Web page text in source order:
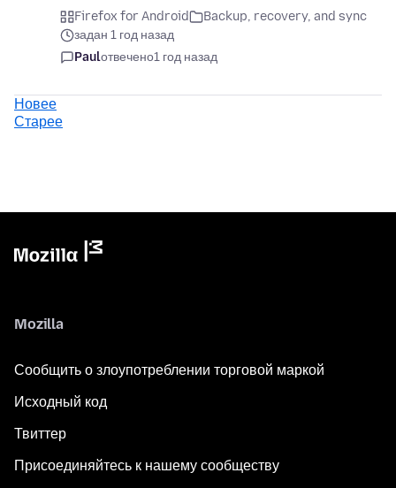
Firefox for Android
Backup, recovery, and sync
задан 1 год назад
Paulотвечено1 год назад
Новее
Старее
Mozilla
Сообщить о злоупотреблении торговой маркой
Исходный код
Твиттер
Присоединяйтесь к нашему сообществу